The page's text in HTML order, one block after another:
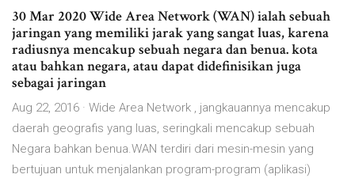
30 Mar 2020 Wide Area Network (WAN) ialah sebuah
jaringan yang memiliki jarak yang sangat luas, karena
radiusnya mencakup sebuah negara dan benua. kota
atau bahkan negara, atau dapat didefinisikan juga
sebagai jaringan
Aug 22, 2016 · Wide Area Network , jangkauannya mencakup
daerah geografis yang luas, seringkali mencakup sebuah
Negara bahkan benua.WAN terdiri dari mesin-mesin yang
bertujuan untuk menjalankan program-program (aplikasi)